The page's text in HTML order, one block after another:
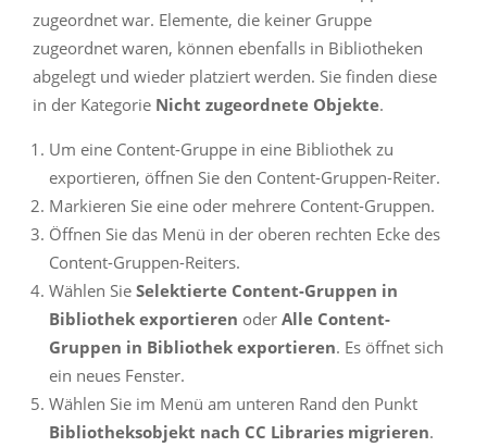
zugeordnet war. Elemente, die keiner Gruppe
zugeordnet waren, können ebenfalls in Bibliotheken
abgelegt und wieder platziert werden. Sie finden diese
in der Kategorie Nicht zugeordnete Objekte.
Um eine Content-Gruppe in eine Bibliothek zu
exportieren, öffnen Sie den Content-Gruppen-Reiter.
Markieren Sie eine oder mehrere Content-Gruppen.
Öffnen Sie das Menü in der oberen rechten Ecke des
Content-Gruppen-Reiters.
Wählen Sie Selektierte Content-Gruppen in
Bibliothek exportieren oder Alle Content-
Gruppen in Bibliothek exportieren. Es öffnet sich
ein neues Fenster.
Wählen Sie im Menü am unteren Rand den Punkt
Bibliotheksobjekt nach CC Libraries migrieren.